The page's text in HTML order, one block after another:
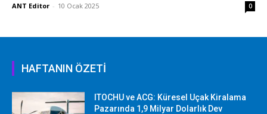
ANT Editor - 10 Ocak 2025 0
HAFTANIN ÖZETİ
ITOCHU ve ACG: Küresel Uçak Kiralama
Pazarında 1,9 Milyar Dolarlık Dev